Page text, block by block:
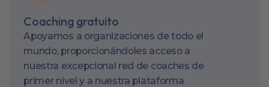
Coaching gratuito
Apoyamos a organizaciones de todo el
mundo, proporcionándoles acceso a
nuestra excepcional red de coaches de
primer nivel y a nuestra plataforma